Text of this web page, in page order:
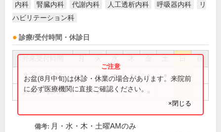
内科 腎臓内科 代謝内科 人工透析内科 呼吸器内科
リ
ハビリテーション科
診療/受付時間・休診日
祝
9:30～12:30 ● ● ● ● ●
14:00～16:00 ●
お盆(8月中旬)は休診・休業の場合があります。来院前
に必ず医療機関に直接ご確認ください。
×閉じる
備考: 月・水・木・土曜AMのみ